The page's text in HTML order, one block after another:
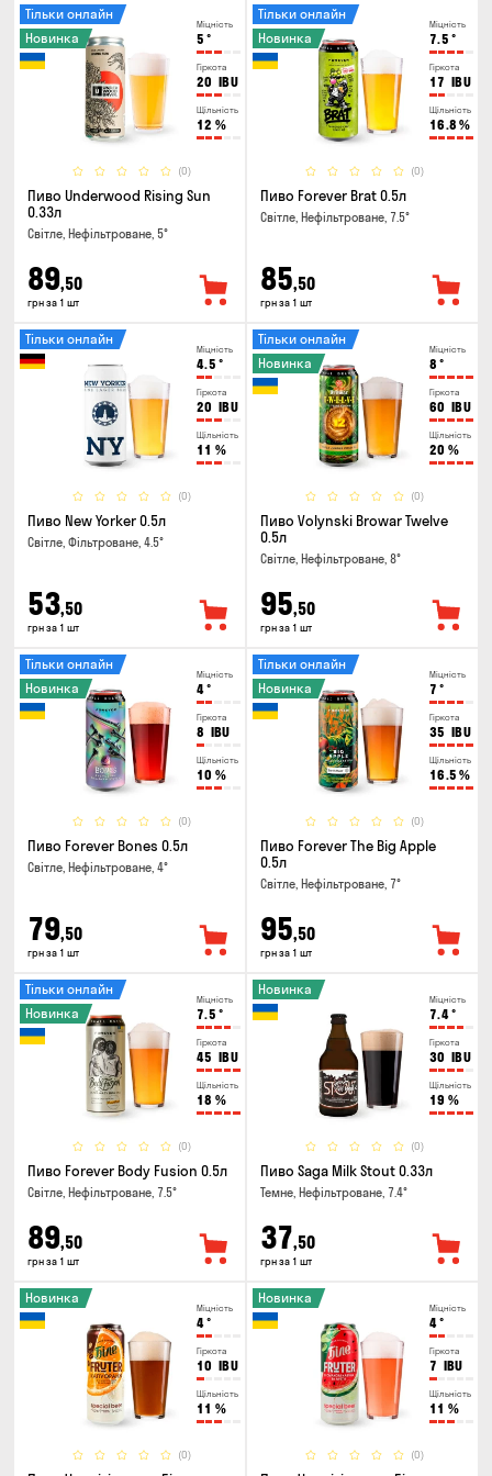
Міцність
5 °
Гіркота
20 IBU
Щільність
12 %
(0)
Тільки онлайн
Новинка
Пиво Underwood Rising Sun
0.33л
Світле, Нефільтроване, 5°
89,50
грн за 1 шт
Міцність
7.5 °
Гіркота
17 IBU
Щільність
16.8 %
(0)
Тільки онлайн
Новинка
Пиво Forever Brat 0.5л
Світле, Нефільтроване, 7.5°
85,50
грн за 1 шт
Міцність
4.5 °
Гіркота
20 IBU
Щільність
11 %
(0)
Тільки онлайн
Пиво New Yorker 0.5л
Світле, Фільтроване, 4.5°
53,50
грн за 1 шт
Міцність
8 °
Гіркота
60 IBU
Щільність
20 %
(0)
Тільки онлайн
Новинка
Пиво Volynski Browar Twelve
0.5л
Світле, Нефільтроване, 8°
95,50
грн за 1 шт
Міцність
4°
Гіркота
8 IBU
Щільність
10 %
(0)
Тільки онлайн
Новинка
Пиво Forever Bones 0.5л
Світле, Нефільтроване, 4°
79,50
грн за 1 шт
Міцність
7 °
Гіркота
35 IBU
Щільність
16.5 %
(0)
Тільки онлайн
Новинка
Пиво Forever The Big Apple
0.5л
Світле, Нефільтроване, 7°
95,50
грн за 1 шт
Міцність
7.5 °
Гіркота
45 IBU
Щільність
18 %
(0)
Тільки онлайн
Новинка
Пиво Forever Body Fusion 0.5л
Світле, Нефільтроване, 7.5°
89,50
грн за 1 шт
Міцність
7.4°
Гіркота
30 IBU
Щільність
19 %
(0)
Новинка
Пиво Saga Milk Stout 0.33л
Темне, Нефільтроване, 7.4°
37,50
грн за 1 шт
Міцність
4°
Гіркота
10 IBU
Щільність
11 %
(0)
Новинка
Міцність
4°
Гіркота
7 IBU
Щільність
11 %
(0)
Новинка